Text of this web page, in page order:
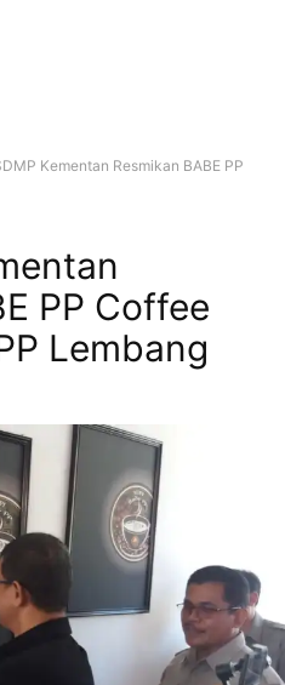
Kementan Resmikan BABE PP
PP Coffee
Lembang